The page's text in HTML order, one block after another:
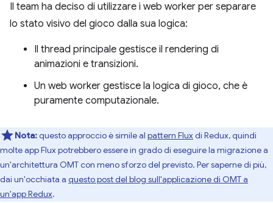
Il team ha deciso di utilizzare i web worker per separare
lo stato visivo del gioco dalla sua logica:
Il thread principale gestisce il rendering di
animazioni e transizioni.
Un web worker gestisce la logica di gioco, che è
puramente computazionale.
Nota:questo approccio è simile al pattern Fluxdi Redux, quindi
molte app Flux potrebbero essere in grado di eseguire la migrazione a
un'architettura OMT con meno sforzo del previsto. Per saperne di più,
dai un'occhiata a questo post del blog sull'applicazione di OMT a
un'app Redux.